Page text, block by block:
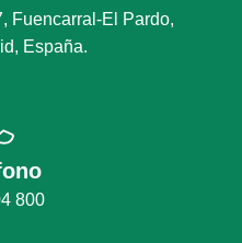
Fuencarral-El Pardo,
España.
800